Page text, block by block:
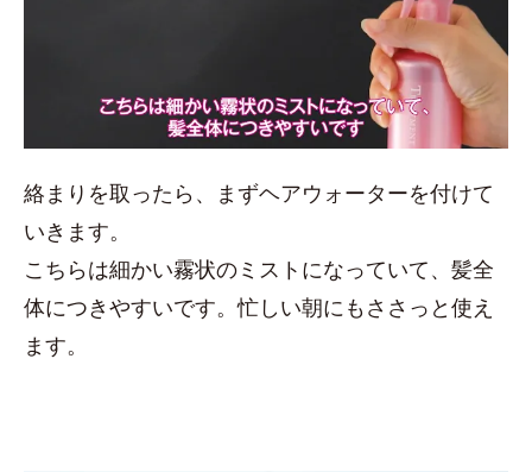
絡まりを取ったら、まずヘアウォーターを付けて
いきます。
こちらは細かい霧状のミストになっていて、髪全
体につきやすいです。忙しい朝にもささっと使え
ます。